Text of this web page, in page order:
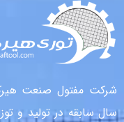
سال سابقه در تولید و